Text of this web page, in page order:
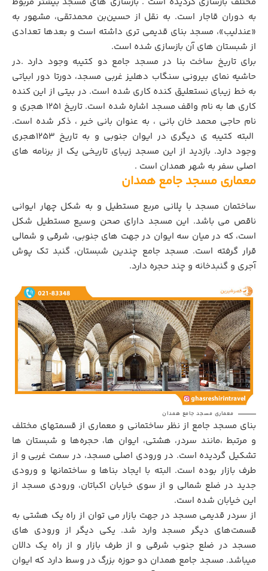
به دوران قاجار است. به نقل از حسین‌بن محمدتقی، مشهور به
«عندلیب»، مسجد بنای قدیمی تری داشته است و بعدها تعدادی
از شبستان های آن بازسازی شده است.
برای تاریخ ساخت بنا در مسجد جامع دو کتیبه وجود دارد .در
حاشیه نمای بیرونی سنگاب دهلیز غربی مسجد، دورتا دور ابیاتی
به خط زیبای نستعلیق کنده کاری شده است. در بیتی از این کنده
کاری ها به نام واقف مسجد اشاره شده است. تاریخ ۱۲۵۱ هجری و
نام حاجی محمد خان بانی ، به عنوان بانی خیر ، ذکر شده است.
البته کتیبه ی دیگری در ایوان جنوبی و به تاریخ ۱۲۵۳هجری
وجود دارد. بازدید از این مسجد زیبای تاریخی یک از برنامه های
اصلی سفر به شهر همدان است .
معماری مسجد جامع همدان
ساختمان مسجد با پلانی مربع مستطیل و به شکل چهار ایوانی
ناقص می باشد. این مسجد دارای صحن وسیع مستطیل شکل
است، که در میان سه ایوان در جهت های جنوبی، شرقی و شمالی
قرار گرفته است. مسجد جامع چندین شبستان، گنبد تک پوش
آجری و گنبدخانه و چند حجره دارد.
معماری مسجد جامع همدان
بنای مسجد جامع از نظر ساختمانی و معماری از قسمتهای مختلف
و مرتبط ،مانند سردر، هشتی، ایوان ها، حجره‌ها و شبستان ها
تشکیل گردیده است. در ورودی اصلی مسجد، در سمت غربی و از
طرف بازار بوده است. البته با ایجاد بناها و ساختمانها و ورودی
جدید در ضلع شمالی و از سوی خیابان اکباتان، ورودی مسجد از
این خیابان شده است.
از سردر قدیمی مسجد در جهت بازار می توان از راه یک هشتی به
قسمت‌های دیگر مسجد وارد شد. یکی دیگر از ورودی های
مسجد در ضلع جنوب شرقی و از طرف بازار و از راه یک دالان
میباشد. مسجد جامع همدان دو حوزه بزرگ در وسط دارد که ایوان